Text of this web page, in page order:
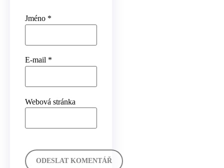
Jméno *
E-mail *
Webová stránka